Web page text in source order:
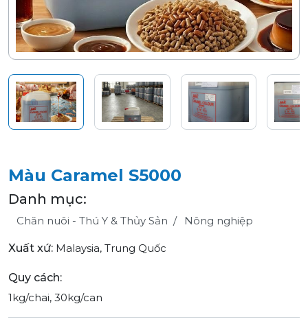
Màu Caramel S5000
Danh mục:
Chăn nuôi - Thú Y & Thủy Sản Nông nghiệp
Xuất xứ: Malaysia, Trung Quốc
Quy cách:
1kg/chai, 30kg/can